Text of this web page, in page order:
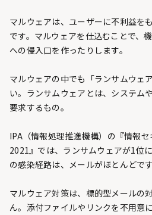
マルウェアは、ユーザーに不利益を
です。マルウェアを仕込むことで、
への侵入口を作ったりします。
マルウェアの中でも「ランサムウェ
い。ランサムウェアとは、システム
要求するもの。
IPA（情報処理推進機構）の『情報
2021』では、ランサムウェアが1位
の感染経路は、メールがほとんどです
マルウェア対策は、標的型メールの
ん。添付ファイルやリンクを不用意